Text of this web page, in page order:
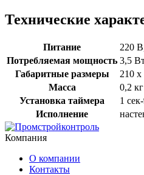
Технические
Питание
220
Потребляемая мощность 3,5
Габаритные размеры
210
Масса
0,2 кг
Установка таймера
1
Исполнение
Компания
О компании
Контакты